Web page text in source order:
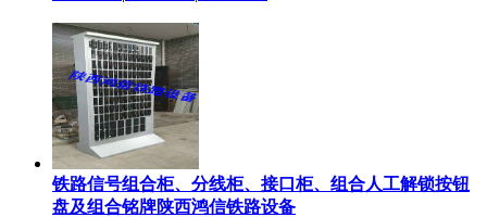
铁路信号组合柜、分线柜、接口柜、组合人工解锁按钮
盘及组合铭牌陕西鸿信铁路设备